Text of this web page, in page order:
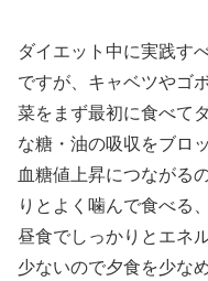
ダイエット中に実践す
ですが、キャベツやゴ
菜をまず最初に食べて
な糖・油の吸収をブロ
血糖値上昇につながる
りとよく噛んで食べる
昼食でしっかりとエネ
少ないので夕食を少な